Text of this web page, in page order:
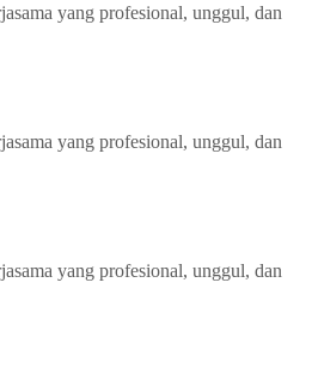
yang profesional, unggul, dan
yang profesional, unggul, dan
yang profesional, unggul, dan